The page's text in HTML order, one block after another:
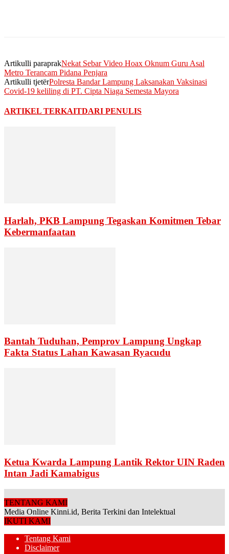
Artikulli paraprakNekat Sebar Video Hoax Oknum Guru Asal
Metro Terancam Pidana Penjara
Artikulli tjetërPolresta Bandar Lampung Laksanakan Vaksinasi
Covid-19 keliling di PT. Cipta Niaga Semesta Mayora
ARTIKEL TERKAITDARI PENULIS
Harlah, PKB Lampung Tegaskan Komitmen Tebar
Kebermanfaatan
Bantah Tuduhan, Pemprov Lampung Ungkap
Fakta Status Lahan Kawasan Ryacudu
Ketua Kwarda Lampung Lantik Rektor UIN Raden
Intan Jadi Kamabigus
TENTANG KAMI
Media Online Kinni.id, Berita Terkini dan Intelektual
IKUTI KAMI
Tentang Kami
Disclaimer